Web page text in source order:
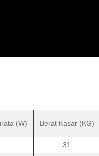
(W) Berat Kasar (KG)
31